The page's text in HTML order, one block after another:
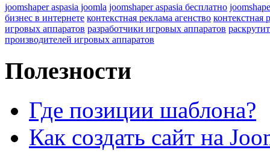
joomshaper aspasia joomla joomshaper aspasia бесплатно
бизнес в интернете контекстная реклама агенство контекстная
игровых аппаратов разработчики игровых аппаратов
производителей игровых аппаратов
Полезности
Где позиции шаблона?
Как создать сайт на